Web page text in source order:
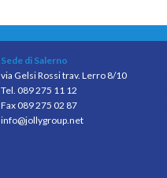
Sede di Salerno
via Gelsi Rossi trav. Lerro 8/10
Tel. 089 275 11 12
Fax 089 275 02 87
info@jollygroup.net